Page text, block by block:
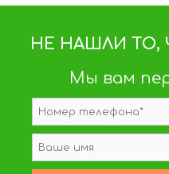
НЕ НАШЛИ ТО,
Мы вам